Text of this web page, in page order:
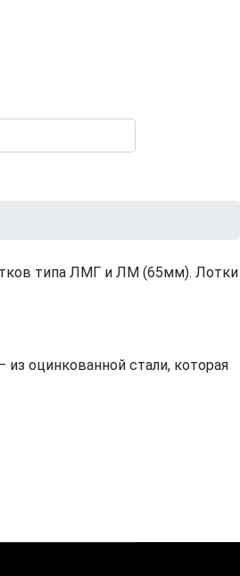
типа ЛМГ и ЛМ (65мм). Лотки
оцинкованной стали, которая